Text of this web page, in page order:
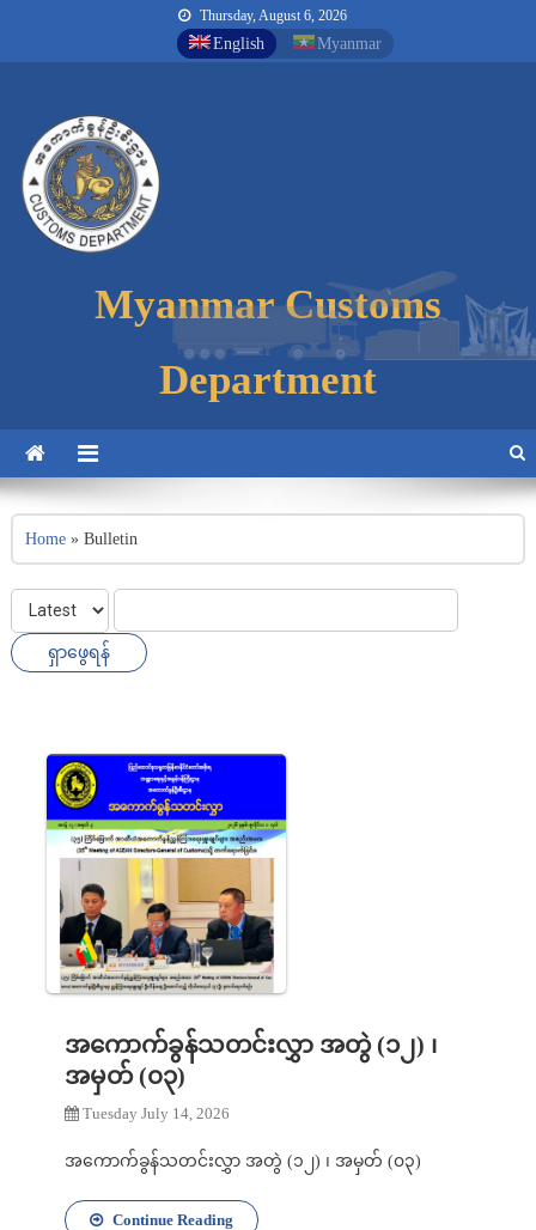
Thursday, August 6, 2026
English Myanmar
Myanmar Customs
Department
Home» Bulletin
အကောက်ခွန်သတင်းလွှာ အတွဲ (၁၂) ၊
အမှတ် (၀၃)
Tuesday July 14, 2026
အကောက်ခွန်သတင်းလွှာ အတွဲ (၁၂) ၊ အမှတ် (၀၃)
Continue Reading